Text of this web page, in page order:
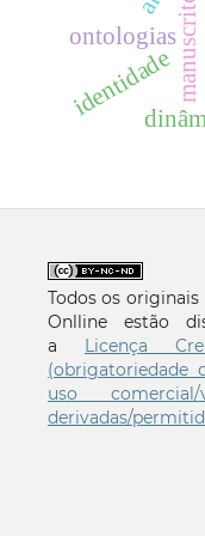
manuscritos
ontologias
identidade
Todos os
Onlline estão
a
Licença
(obrigatoriedade
uso
derivadas/